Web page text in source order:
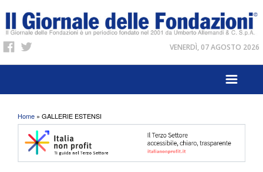
VENERDÌ, 07 AGOSTO 2026
Tu sei qui
Home » GALLERIE ESTENSI